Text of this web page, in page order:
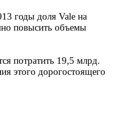
годы доля Vale на
повысить объемы
потратить 19,5 млрд.
этого дорогостоящего